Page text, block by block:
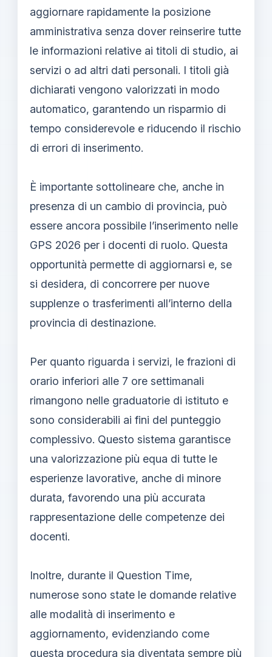
aggiornare rapidamente la posizione
amministrativa senza dover reinserire tutte
le informazioni relative ai titoli di studio, ai
servizi o ad altri dati personali. I titoli già
dichiarati vengono valorizzati in modo
automatico, garantendo un risparmio di
tempo considerevole e riducendo il rischio
di errori di inserimento.
È importante sottolineare che, anche in
presenza di un cambio di provincia, può
essere ancora possibile l’inserimento nelle
GPS 2026 per i docenti di ruolo. Questa
opportunità permette di aggiornarsi e, se
si desidera, di concorrere per nuove
supplenze o trasferimenti all’interno della
provincia di destinazione.
Per quanto riguarda i servizi, le frazioni di
orario inferiori alle 7 ore settimanali
rimangono nelle graduatorie di istituto e
sono considerabili ai fini del punteggio
complessivo. Questo sistema garantisce
una valorizzazione più equa di tutte le
esperienze lavorative, anche di minore
durata, favorendo una più accurata
rappresentazione delle competenze dei
docenti.
Inoltre, durante il Question Time,
numerose sono state le domande relative
alle modalità di inserimento e
aggiornamento, evidenziando come
questa procedura sia diventata sempre più